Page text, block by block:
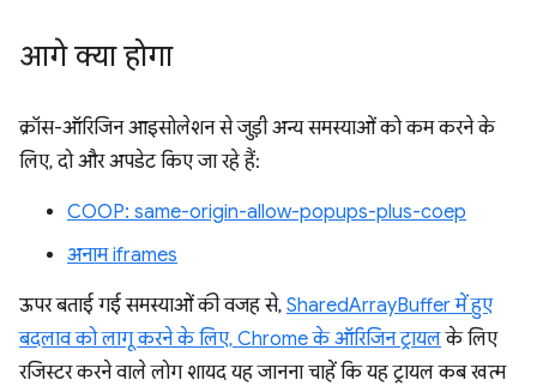
आगे क्या होगा
क्रॉस-ऑरिजिन आइसोलेशन से जुड़ी अन्य समस्याओं को कम करने के
लिए, दो और अपडेट किए जा रहे हैं:
COOP: same-origin-allow-popups-plus-coep
अनाम iframes
ऊपर बताई गई समस्याओं की वजह से, SharedArrayBuffer में हुए
बदलाव को लागू करने के लिए, Chrome के ऑरिजिन ट्रायलके लिए
रजिस्टर करने वाले लोग शायद यह जानना चाहें कि यह ट्रायल कब खत्म